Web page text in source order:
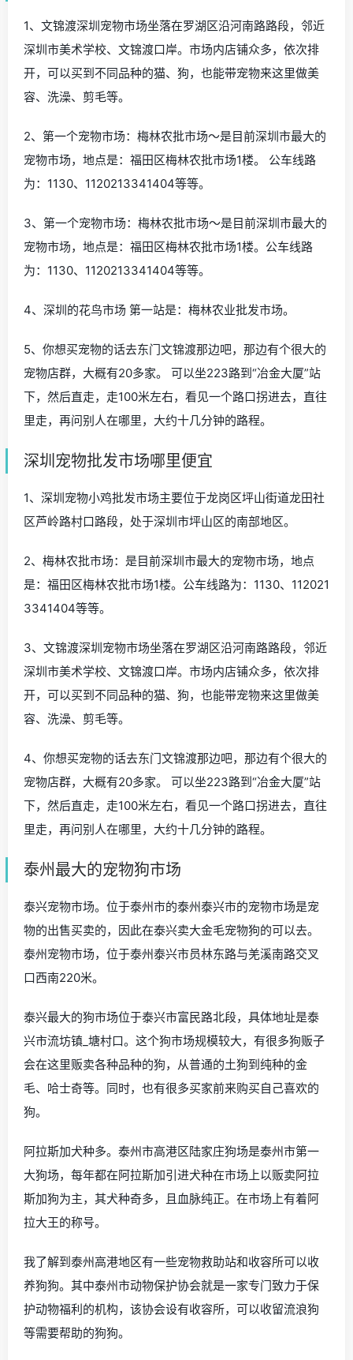
1、文锦渡深圳宠物市场坐落在罗湖区沿河南路路段，邻近
深圳市美术学校、文锦渡口岸。市场内店铺众多，依次排
开，可以买到不同品种的猫、狗，也能带宠物来这里做美
容、洗澡、剪毛等。
2、第一个宠物市场：梅林农批市场～是目前深圳市最大的
宠物市场，地点是：福田区梅林农批市场1楼。 公车线路
为：1130、1120213341404等等。
3、第一个宠物市场：梅林农批市场～是目前深圳市最大的
宠物市场，地点是：福田区梅林农批市场1楼。公车线路
为：1130、1120213341404等等。
4、深圳的花鸟市场 第一站是：梅林农业批发市场。
5、你想买宠物的话去东门文锦渡那边吧，那边有个很大的
宠物店群，大概有20多家。 可以坐223路到“冶金大厦”站
下，然后直走，走100米左右，看见一个路口拐进去，直往
里走，再问别人在哪里，大约十几分钟的路程。
深圳宠物批发市场哪里便宜
1、深圳宠物小鸡批发市场主要位于龙岗区坪山街道龙田社
区芦岭路村口路段，处于深圳市坪山区的南部地区。
2、梅林农批市场：是目前深圳市最大的宠物市场，地点
是：福田区梅林农批市场1楼。公车线路为：1130、112021
3341404等等。
3、文锦渡深圳宠物市场坐落在罗湖区沿河南路路段，邻近
深圳市美术学校、文锦渡口岸。市场内店铺众多，依次排
开，可以买到不同品种的猫、狗，也能带宠物来这里做美
容、洗澡、剪毛等。
4、你想买宠物的话去东门文锦渡那边吧，那边有个很大的
宠物店群，大概有20多家。 可以坐223路到“冶金大厦”站
下，然后直走，走100米左右，看见一个路口拐进去，直往
里走，再问别人在哪里，大约十几分钟的路程。
泰州最大的宠物狗市场
泰兴宠物市场。位于泰州市的泰州泰兴市的宠物市场是宠
物的出售买卖的，因此在泰兴卖大金毛宠物狗的可以去。
泰州宠物市场，位于泰州泰兴市员林东路与羌溪南路交叉
口西南220米。
泰兴最大的狗市场位于泰兴市富民路北段，具体地址是泰
兴市流坊镇_塘村口。这个狗市场规模较大，有很多狗贩子
会在这里贩卖各种品种的狗，从普通的土狗到纯种的金
毛、哈士奇等。同时，也有很多买家前来购买自己喜欢的
狗。
阿拉斯加犬种多。泰州市高港区陆家庄狗场是泰州市第一
大狗场，每年都在阿拉斯加引进犬种在市场上以贩卖阿拉
斯加狗为主，其犬种奇多，且血脉纯正。在市场上有着阿
拉大王的称号。
我了解到泰州高港地区有一些宠物救助站和收容所可以收
养狗狗。其中泰州市动物保护协会就是一家专门致力于保
护动物福利的机构，该协会设有收容所，可以收留流浪狗
等需要帮助的狗狗。